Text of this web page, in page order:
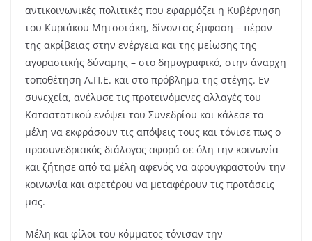
αντικοινωνικές πολιτικές που εφαρμόζει η Κυβέρνηση
του Κυριάκου Μητσοτάκη, δίνοντας έμφαση – πέραν
της ακρίβειας στην ενέργεια και της μείωσης της
αγοραστικής δύναμης – στο δημογραφικό, στην άναρχη
τοποθέτηση Α.Π.Ε. και στο πρόβλημα της στέγης. Εν
συνεχεία, ανέλυσε τις προτεινόμενες αλλαγές του
Καταστατικού ενόψει του Συνεδρίου και κάλεσε τα
μέλη να εκφράσουν τις απόψεις τους και τόνισε πως ο
προσυνεδριακός διάλογος αφορά σε όλη την κοινωνία
και ζήτησε από τα μέλη αφενός να αφουγκραστούν την
κοινωνία και αφετέρου να μεταφέρουν τις προτάσεις
μας.
Μέλη και φίλοι του κόμματος τόνισαν την